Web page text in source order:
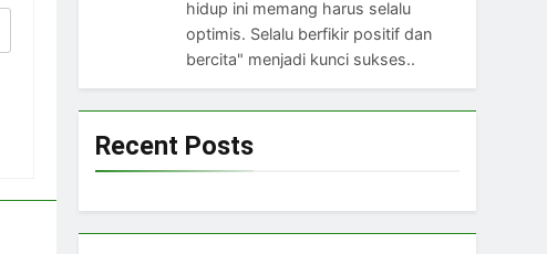
hidup ini memang harus selalu
optimis. Selalu berfikir positif dan
bercita" menjadi kunci sukses..
Recent Posts